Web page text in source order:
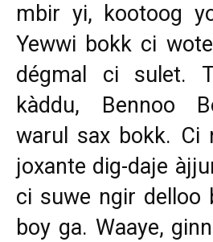
mbir yi, kootoog
Yewwi bokk ci
dégmal ci sulet.
kàddu, Bennoo
warul sax bokk. Ci
joxante dig-daje
ci suwe ngir delloo
boy ga. Waaye,